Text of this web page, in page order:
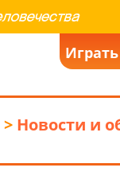
> Новости и